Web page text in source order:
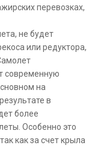
перевозках,
не будет
или редуктора,
современную
на
в
более
Особенно это
как за счет крыла